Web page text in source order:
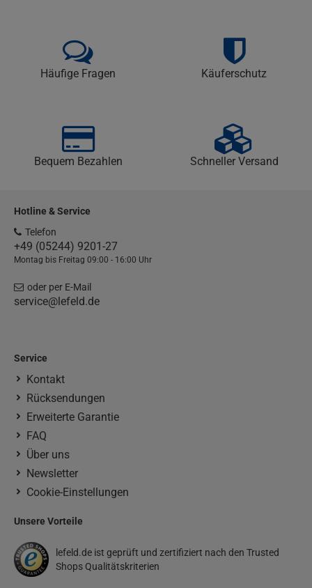
Häufige Fragen Käuferschutz
Bequem Bezahlen Schneller Versand
Hotline & Service
Telefon
+49 (05244) 9201-27
Montag bis Freitag 09:00 - 16:00 Uhr
oder per E-Mail
service@lefeld.de
Service
Kontakt
Rücksendungen
Erweiterte Garantie
FAQ
Über uns
Newsletter
Cookie-Einstellungen
Unsere Vorteile
lefeld.de ist geprüft und zertifiziert nach den Trusted
Shops Qualitätskriterien